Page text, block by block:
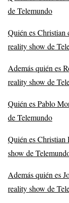
de Telemundo
Quién es Christian
reality show de
Además quién es
reality show de
Quién es Pablo
de Telemundo
Quién es Christian
show de
Además quién es
reality show de